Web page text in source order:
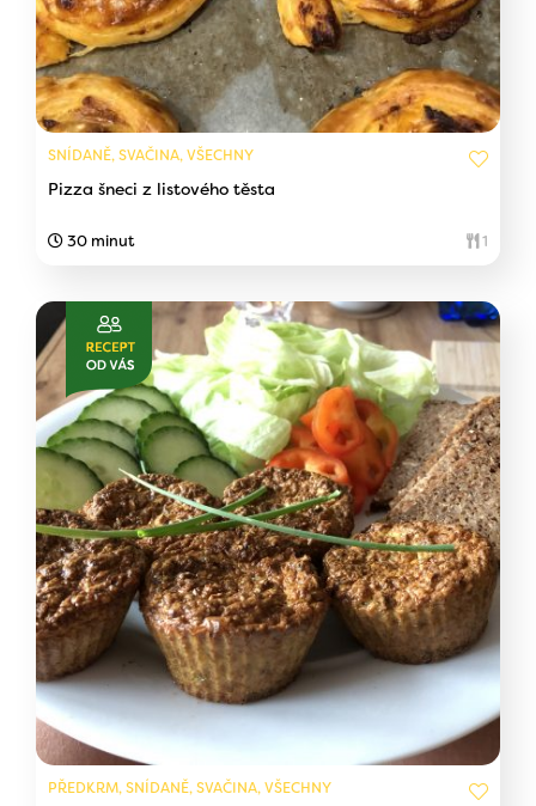
SNÍDANĚ, SVAČINA, VŠECHNY
Pizza šneci z listového těsta
30 minut 1
PŘEDKRM, SNÍDANĚ, SVAČINA, VŠECHNY